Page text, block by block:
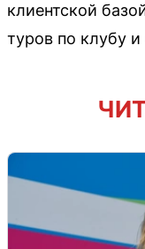
клиентской
туров по клубу